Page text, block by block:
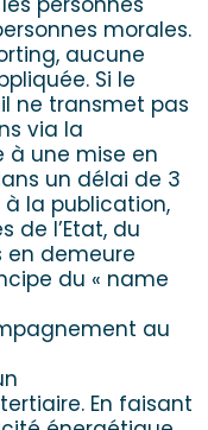
morales.
aucune
Si le
ne transmet pas
via la
à une mise en
un délai de 3
à la publication,
de l’Etat, du
demeure
du « name
au
En faisant